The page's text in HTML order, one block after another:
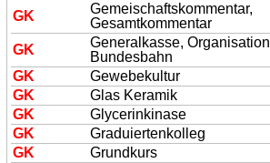
GK
Gemeischaftskommentar,
Gesamtkommentar
GK
Generalkasse, Organisation
Bundesbahn
GK
Gewebekultur
GK
Glas Keramik
GK
Glycerinkinase
GK
Graduiertenkolleg
GK
Grundkurs